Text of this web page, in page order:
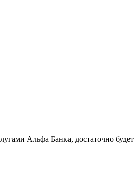
Альфа Банка, достаточно